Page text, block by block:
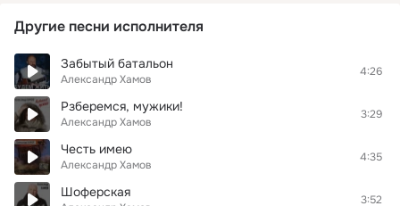
Другие песни исполнителя
Забытый батальон
Александр Хамов
4:26
Рзберемся, мужики!
Александр Хамов
3:29
Честь имею
Александр Хамов
4:35
Шоферская 3:52